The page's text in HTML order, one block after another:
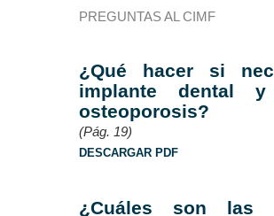
PREGUNTAS AL CIMF
¿Qué hacer si
implante dental
osteoporosis?
(Pág. 19)
DESCARGAR PDF
¿Cuáles son las